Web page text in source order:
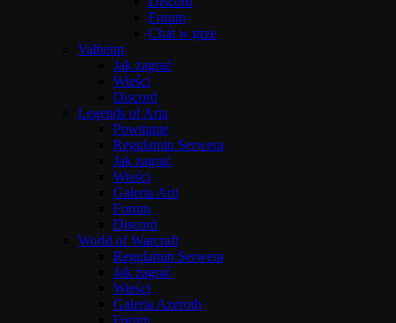
Forum
Chat w grze
Valheim
Jak zagrać
Wieści
Discord
Legends of Aria
Powitanie
Regulamin Serwera
Jak zagrać
Wieści
Galeria Arii
Forum
Discord
World of Warcraft
Regulamin Serwera
Jak zagrać
Wieści
Galeria Azeroth
Forum